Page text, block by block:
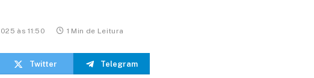
às 11:50 1 Min de Leitura
Twitter Telegram